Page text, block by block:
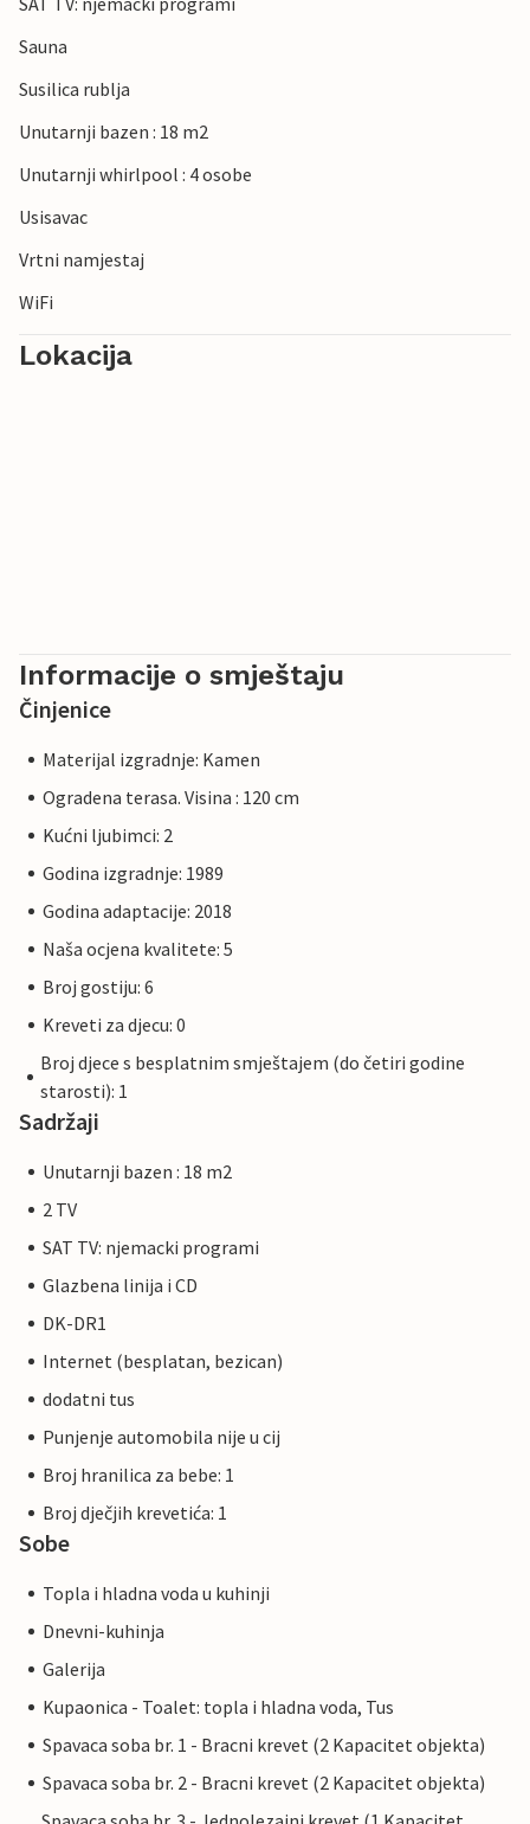
Sauna
Susilica rublja
Unutarnji bazen : 18 m2
Unutarnji whirlpool : 4 osobe
Usisavac
Vrtni namjestaj
WiFi
Lokacija
Informacije o smještaju
Činjenice
Materijal izgradnje: Kamen
Ogradena terasa. Visina : 120 cm
Kućni ljubimci: 2
Godina izgradnje: 1989
Godina adaptacije: 2018
Naša ocjena kvalitete: 5
Broj gostiju: 6
Kreveti za djecu: 0
Broj djece s besplatnim smještajem (do četiri godine
starosti): 1
Sadržaji
Unutarnji bazen : 18 m2
2 TV
SAT TV: njemacki programi
Glazbena linija i CD
DK-DR1
Internet (besplatan, bezican)
dodatni tus
Punjenje automobila nije u cij
Broj hranilica za bebe: 1
Broj dječjih krevetića: 1
Sobe
Topla i hladna voda u kuhinji
Dnevni-kuhinja
Galerija
Kupaonica - Toalet: topla i hladna voda, Tus
Spavaca soba br. 1 - Bracni krevet (2 Kapacitet objekta)
Spavaca soba br. 2 - Bracni krevet (2 Kapacitet objekta)